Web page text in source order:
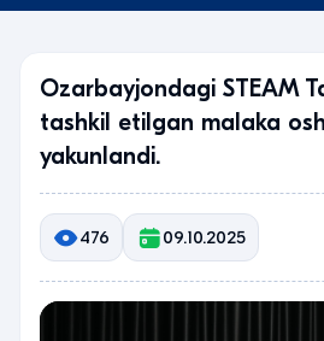
Ozarbayjondagi STEAM
tashkil etilgan malaka
yakunlandi.
476 09.10.2025